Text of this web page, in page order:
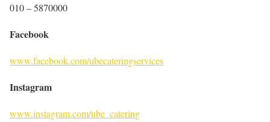
010 – 5870000
Facebook
www.facebook.com/ubecateringservices
Instagram
www.instagram.com/ube_catering